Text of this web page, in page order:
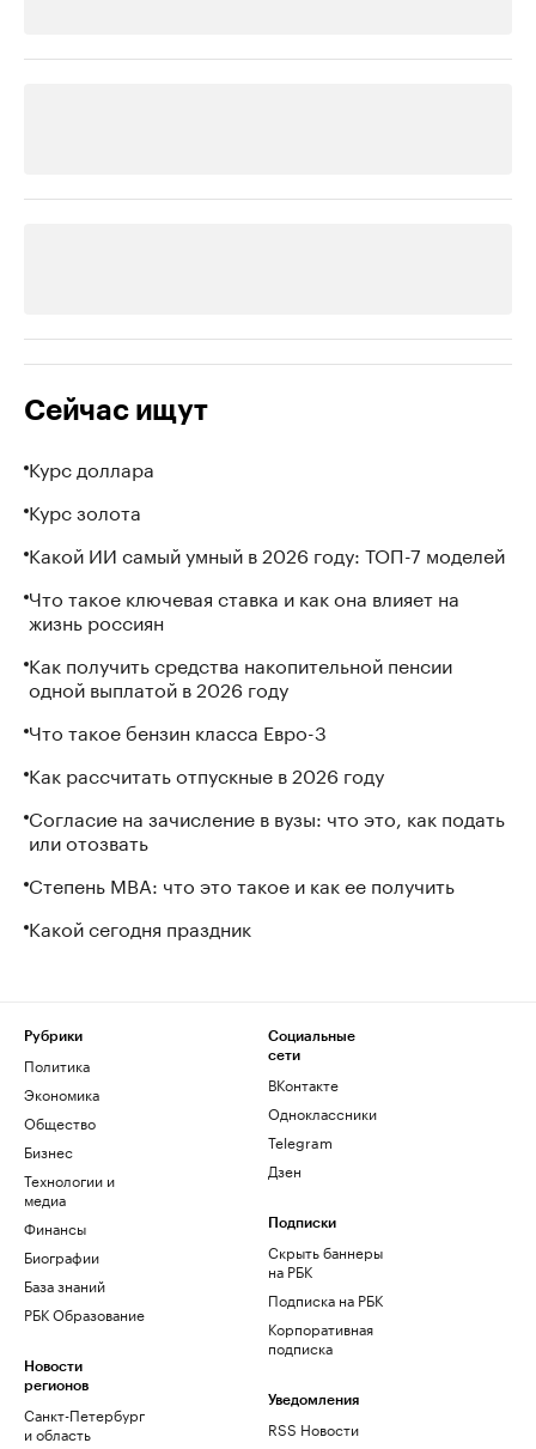
Сейчас ищут
Курс доллара
Курс золота
Какой ИИ самый умный в 2026 году: ТОП-7 моделей
Что такое ключевая ставка и как она влияет на
жизнь россиян
Как получить средства накопительной пенсии
одной выплатой в 2026 году
Что такое бензин класса Евро-3
Как рассчитать отпускные в 2026 году
Согласие на зачисление в вузы: что это, как подать
или отозвать
Степень MBA: что это такое и как ее получить
Какой сегодня праздник
Рубрики
Политика
Экономика
Общество
Бизнес
Технологии и
медиа
Финансы
Биографии
База знаний
РБК Образование
Новости
регионов
Санкт-Петербург
и область
Социальные
сети
ВКонтакте
Одноклассники
Telegram
Дзен
Подписки
Скрыть баннеры
на РБК
Подписка на РБК
Корпоративная
подписка
Уведомления
RSS Новости